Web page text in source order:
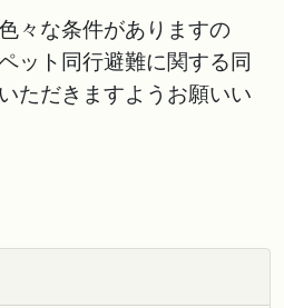
々な条件がありますの
ット同行避難に関する同
ただきますようお願いい